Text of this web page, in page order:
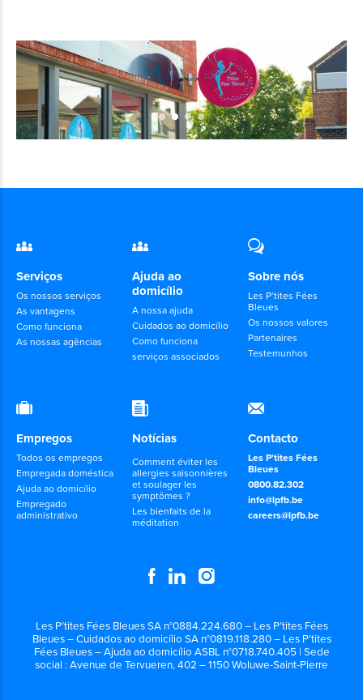
Serviços
Os nossos serviços
As vantagens
Como funciona
As nossas agências
Ajuda ao
domicílio
A nossa ajuda
Cuidados ao domicílio
Como funciona
serviços associados
Sobre nós
Les P’tites Fées
Bleues
Os nossos valores
Partenaires
Testemunhos
Empregos
Todos os empregos
Empregada doméstica
Ajuda ao domicílio
Empregado
administrativo
Notícias
Comment éviter les
allergies saisonnières
et soulager les
symptômes ?
Les bienfaits de la
méditation
Contacto
Les P’tites Fées
Bleues
0800.82.302
info@lpfb.be
careers@lpfb.be
Les P’tites Fées Bleues SA n°0884.224.680 – Les P’tites Fées
Bleues – Cuidados ao domicílio SA n°0819.118.280 – Les P’tites
Fées Bleues – Ajuda ao domicílio ASBL n°0718.740.405 | Sede
social : Avenue de Tervueren, 402 – 1150 Woluwe-Saint-Pierre